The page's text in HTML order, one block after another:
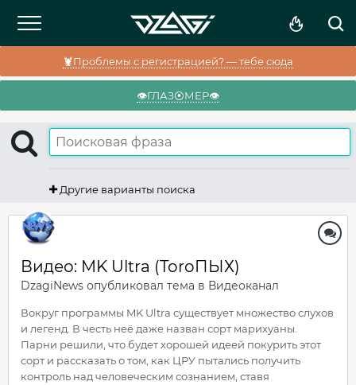
🦞Проблемы с регистрацией? — тебе сюда
👁️ГЛАЗ⦿МЕР👁️
Другие варианты поиска
Видео: MK Ultra (ToroПЫХ)
DzagiNews опубликовал тема в Видеоканал
Вокруг программы MK Ultra существует множество слухов
и легенд. В честь неё даже назван сорт марихуаны.
Парни решили, что будет хорошей идеей покурить этот
сорт и рассказать о том, как ЦРУ пытались получить
контроль над человеческим сознанием, ставя